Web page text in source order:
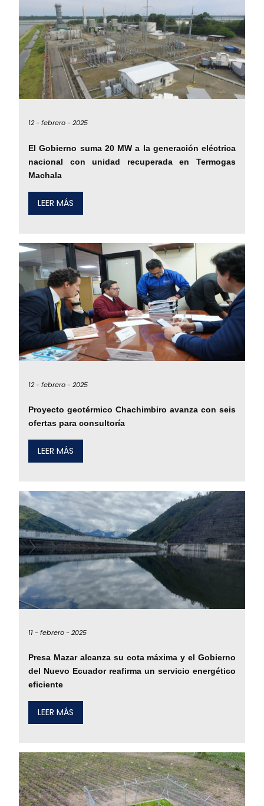
12 -febrero -2025
El Gobierno suma 20 MW a la generación eléctrica
nacional con unidad recuperada en Termogas
Machala
LEER MÁS
12 -febrero -2025
Proyecto geotérmico Chachimbiro avanza con seis
ofertas para consultoría
LEER MÁS
11 -febrero -2025
Presa Mazar alcanza su cota máxima y el Gobierno
del Nuevo Ecuador reafirma un servicio energético
eficiente
LEER MÁS